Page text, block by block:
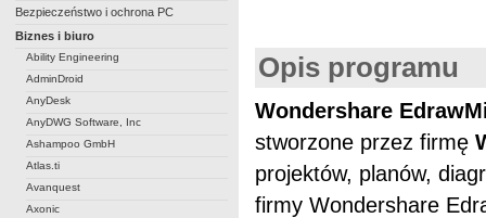
Bezpieczeństwo i ochrona PC
Biznes i biuro
Ability Engineering
AdminDroid
AnyDesk
AnyDWG Software, Inc
Ashampoo GmbH
Atlas.ti
Avanquest
Axonic
Opis programu
Wondershare
stworzone przez firmę
projektów, planów,
firmy Wondershare